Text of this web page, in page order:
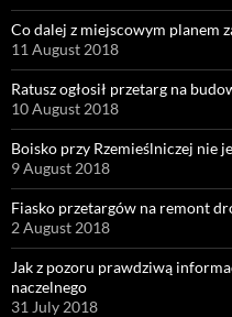
Co dalej z miejscowym planem
11 August 2018
Ratusz ogłosił przetarg na
10 August 2018
Boisko przy Rzemieślniczej nie
9 August 2018
Fiasko przetargów na remont
2 August 2018
Jak z pozoru prawdziwą
naczelnego
31 July 2018